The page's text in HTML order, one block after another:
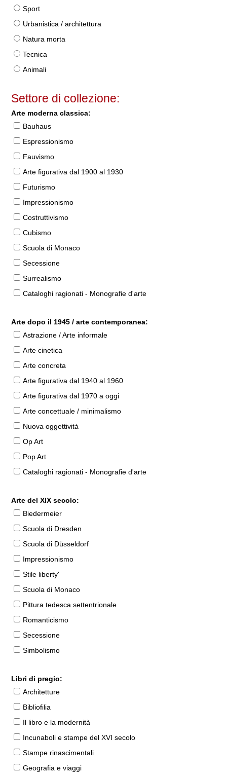
Sport
Urbanistica / architettura
Natura morta
Tecnica
Animali
Settore di collezione:
Arte moderna classica:
Bauhaus
Espressionismo
Fauvismo
Arte figurativa dal 1900 al 1930
Futurismo
Impressionismo
Costruttivismo
Cubismo
Scuola di Monaco
Secessione
Surrealismo
Cataloghi ragionati - Monografie d'arte
Arte dopo il 1945 / arte contemporanea:
Astrazione / Arte informale
Arte cinetica
Arte concreta
Arte figurativa dal 1940 al 1960
Arte figurativa dal 1970 a oggi
Arte concettuale / minimalismo
Nuova oggettività
Op Art
Pop Art
Cataloghi ragionati - Monografie d'arte
Arte del XIX secolo:
Biedermeier
Scuola di Dresden
Scuola di Düsseldorf
Impressionismo
Stile liberty'
Scuola di Monaco
Pittura tedesca settentrionale
Romanticismo
Secessione
Simbolismo
Libri di pregio:
Architetture
Bibliofilia
Il libro e la modernità
Incunaboli e stampe del XVI secolo
Stampe rinascimentali
Geografia e viaggi